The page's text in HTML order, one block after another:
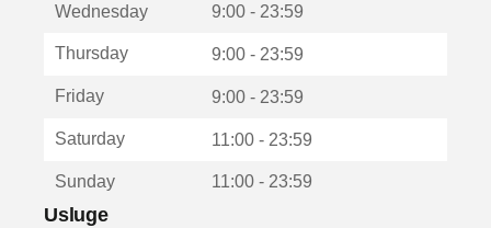
u
Wednesday 9:00 - 23:59
Thursday 9:00 - 23:59
Friday 9:00 - 23:59
Saturday 11:00 - 23:59
Sunday 11:00 - 23:59
Usluge